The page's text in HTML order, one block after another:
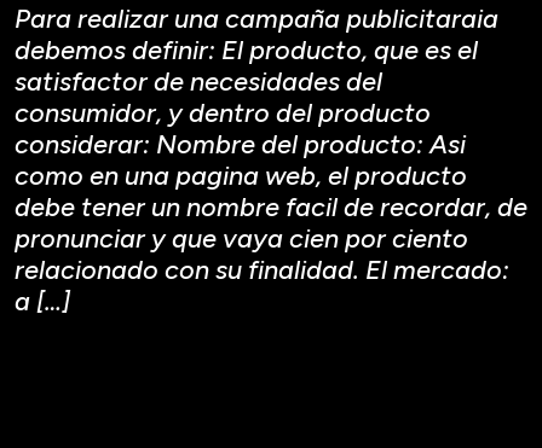
Para realizar una campaña publicitaraia
debemos definir: El producto, que es el
satisfactor de necesidades del
consumidor, y dentro del producto
considerar: Nombre del producto: Asi
como en una pagina web, el producto
debe tener un nombre facil de recordar, de
pronunciar y que vaya cien por ciento
relacionado con su finalidad. El mercado:
a […]